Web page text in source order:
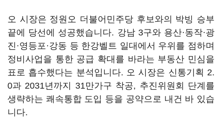
오 시장은 정원오 더불어민주당 후보와의 박빙 승부
끝에 당선에 성공했습니다. 강남 3구와 용산·동작·광
진·영등포·강동 등 한강벨트 일대에서 우위를 점하며
정비사업을 통한 공급 확대를 바라는 부동산 민심을
표로 흡수했다는 분석입니다. 오 시장은 신통기획 2.
0과 2031년까지 31만가구 착공, 추진위원회 단계를
생략하는 쾌속통합 도입 등을 공약으로 내건 바 있습
니다.